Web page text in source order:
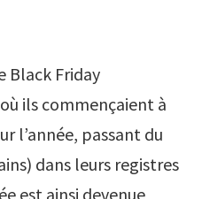
Black Friday
ils commençaient à
l’année, passant du
dans leurs registres
est ainsi devenue